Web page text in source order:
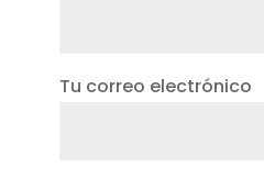
Tu correo electrónico